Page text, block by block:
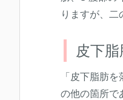
りますが、二
皮下
「皮下脂肪
の他の箇所で